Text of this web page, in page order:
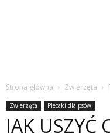
Strona główna Zwierzęta
Zwierzęta Plecaki dla psów
JAK USZYĆ